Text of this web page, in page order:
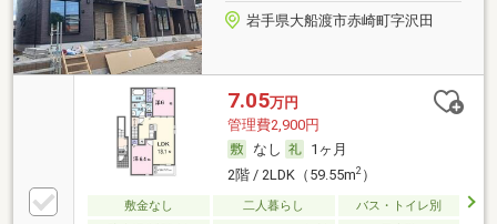
岩手県大船渡市赤崎町字沢田
7.05万円
管理費2,900円
なし
1ヶ月
2階 / 2LDK（59.55m2）
敷金なし 二人暮らし
バス・トイレ別